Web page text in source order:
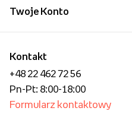
Kontakt
+48 22 462 72 56
Pn-Pt: 8:00-18:00
Formularz kontaktowy
Twoje Konto